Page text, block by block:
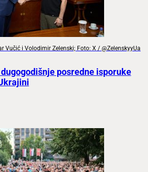
Vučić i Volodimir Zelenski; Foto: X / @ZelenskyyUa
dugogodišnje posredne isporuke